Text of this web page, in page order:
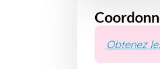
Obtenez